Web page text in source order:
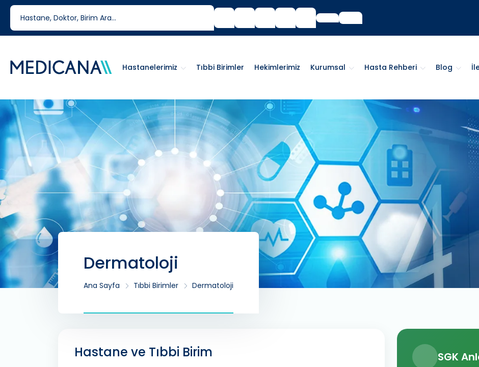
444 6 334
Tıbbi Birimler Hekimlerimiz Kurumsal Hasta Rehberi Blog
Hastanelerimiz
Dermatoloji
Ana Sayfa Tıbbi Birimler Dermatoloji
Hastane ve Tıbbi Birim SGK